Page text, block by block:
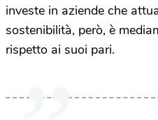
investe in aziende che
sostenibilità, però, è
rispetto ai suoi pari.